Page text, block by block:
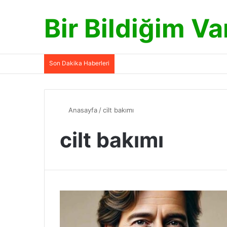
Bir Bildiğim
Son Dakika Haberleri
Anasayfa /cilt bakımı
cilt bakımı